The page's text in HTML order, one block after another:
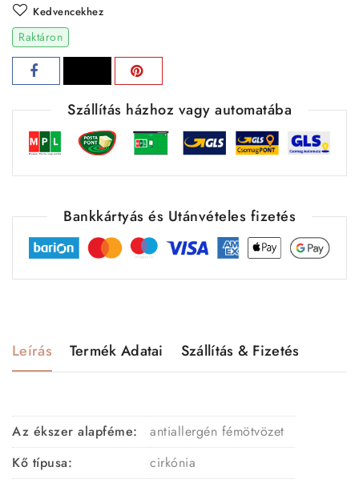
Kedvencekhez
Raktáron
Szállítás házhoz vagy automatába
Bankkártyás és Utánvételes fizetés
Leírás Termék Adatai Szállítás & Fizetés
Az ékszer alapféme:
antiallergén fémötvözet
Kő típusa:
cirkónia